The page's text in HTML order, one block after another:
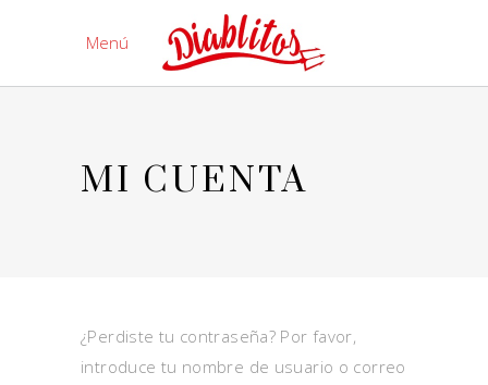
Menú
MI CUENTA
¿Perdiste tu contraseña? Por favor,
introduce tu nombre de usuario o correo